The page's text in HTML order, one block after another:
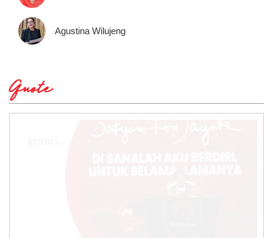
Agustina Wilujeng
Quote